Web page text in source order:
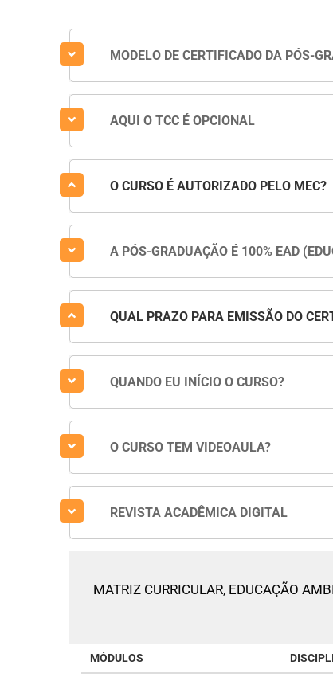
MODELO DE CERTIFICADO DA PÓS-
AQUI O TCC É OPCIONAL
O CURSO É AUTORIZADO PELO MEC?
A PÓS-GRADUAÇÃO É 100% EAD
QUAL PRAZO PARA EMISSÃO DO
QUANDO EU INÍCIO O CURSO?
O CURSO TEM VIDEOAULA?
REVISTA ACADÊMICA DIGITAL
MATRIZ CURRICULAR, EDUCAÇÃO
MÓDULOS